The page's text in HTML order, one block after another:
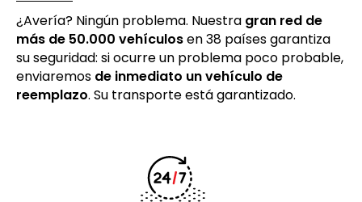
¿Avería? Ningún problema. Nuestra gran red de
más de 50.000 vehículosen 38 países garantiza
su seguridad: si ocurre un problema poco probable,
enviaremos de inmediato un vehículo de
reemplazo. Su transporte está garantizado.